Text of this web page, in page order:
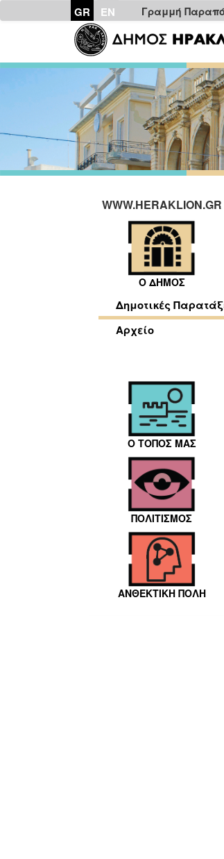
GR EN Γραμμή
WWW.HERAKLION.GR
Ο ΔΗΜΟΣ
Δημοτικές
Αρχείο
Ο ΤΟΠΟΣ ΜΑΣ
ΠΟΛΙΤΙΣΜΟΣ
ΑΝΘΕΚΤΙΚΗ ΠΟΛΗ